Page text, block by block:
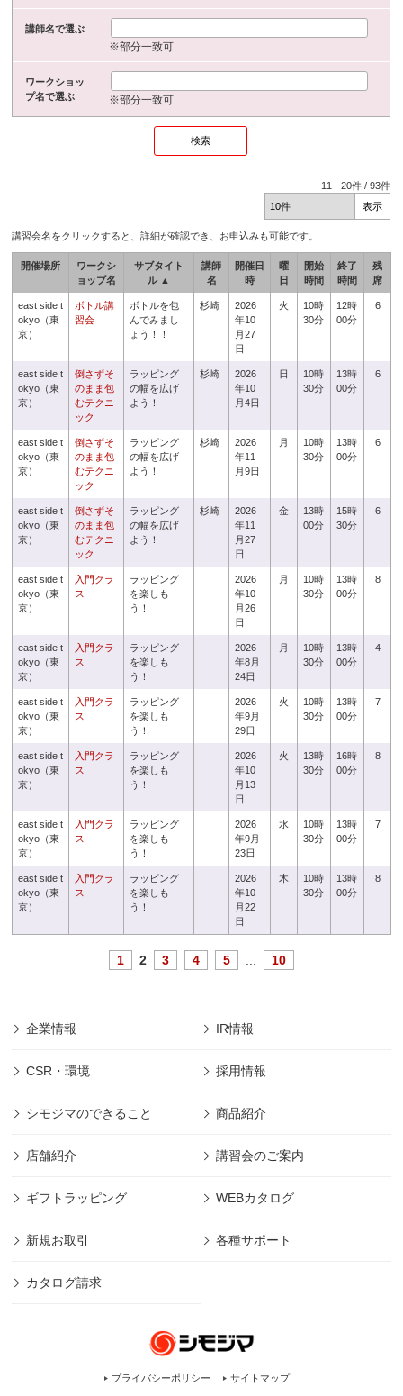
講師名で選ぶ
※部分一致可
ワークショッ
プ名で選ぶ
※部分一致可
11 -20件 /93件
講習会名をクリックすると、詳細が確認でき、お申込みも可能です。
開催場所
ワークシ
ョップ名
サブタイト
ル ▲
講師
名
開催日
時
曜
日
開始
時間
終了
時間
残
席
east side t
okyo（東
京）
ボトル講
習会
ボトルを包
んでみまし
ょう！！
杉崎
2026
年10
月27
日
火
10時
30分
12時
00分
6
east side t
okyo（東
京）
倒さずそ
のまま包
むテクニ
ック
ラッピング
の幅を広げ
よう！
杉崎
2026
年10
月4日
日
10時
30分
13時
00分
6
east side t
okyo（東
京）
倒さずそ
のまま包
むテクニ
ック
ラッピング
の幅を広げ
よう！
杉崎
2026
年11
月9日
月
10時
30分
13時
00分
6
east side t
okyo（東
京）
倒さずそ
のまま包
むテクニ
ック
ラッピング
の幅を広げ
よう！
杉崎
2026
年11
月27
日
金
13時
00分
15時
30分
6
east side t
okyo（東
京）
入門クラ
ス
ラッピング
を楽しも
う！
2026
年10
月26
日
月
10時
30分
13時
00分
8
east side t
okyo（東
京）
入門クラ
ス
ラッピング
を楽しも
う！
2026
年8月
24日
月
10時
30分
13時
00分
4
east side t
okyo（東
京）
入門クラ
ス
ラッピング
を楽しも
う！
2026
年9月
29日
火
10時
30分
13時
00分
7
east side t
okyo（東
京）
入門クラ
ス
ラッピング
を楽しも
う！
2026
年10
月13
日
火
13時
30分
16時
00分
8
east side t
okyo（東
京）
入門クラ
ス
ラッピング
を楽しも
う！
2026
年9月
23日
水
10時
30分
13時
00分
7
east side t
okyo（東
京）
入門クラ
ス
ラッピング
を楽しも
う！
2026
年10
月22
日
木
10時
30分
13時
00分
8
1 2 3 4 5 10
企業情報 IR情報
CSR・環境 採用情報
シモジマのできること 商品紹介
店舗紹介 講習会のご案内
ギフトラッピング WEBカタログ
新規お取引 各種サポート
カタログ請求
プライバシーポリシー サイトマップ